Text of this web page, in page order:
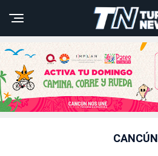
CANCÚN